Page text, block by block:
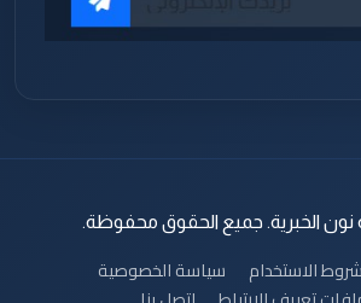
شروط الاستخدام
سياسة الخصوصية